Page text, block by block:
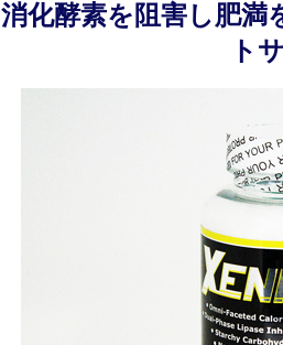
消化酵素を阻害し肥
ト